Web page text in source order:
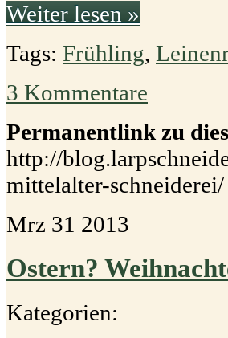
Weiter lesen »
Tags: Frühling,
3 Kommentare
Permanentlink zu
http://
mittelalter-schneiderei/
Mrz 31 2013
Ostern?
Kategorien: